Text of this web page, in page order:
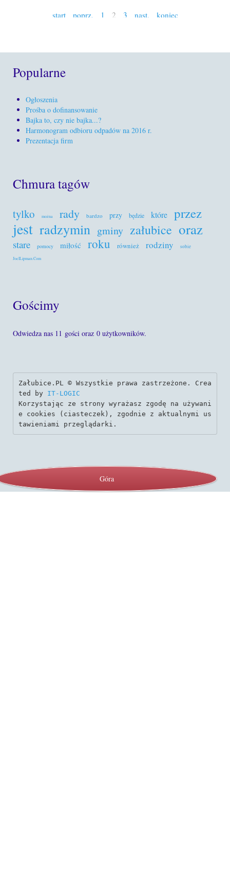
start poprz. 1 2 3 nast. koniec
Popularne
Ogłoszenia
Prośba o dofinansowanie
Bajka to, czy nie bajka...?
Harmonogram odbioru odpadów na 2016 r.
Prezentacja firm
Chmura tagów
tylko można rady bardzo przy będzie które przez
jest radzymin gminy załubice oraz
stare pomocy miłość roku również rodziny sobie
JoelLipman.Com
Gościmy
Odwiedza nas 11 gości oraz 0 użytkowników.
Załubice.PL © Wszystkie prawa zastrzeżone. Crea
ted by IT-LOGIC
Korzystając ze strony wyrażasz zgodę na używani
e cookies (ciasteczek), zgodnie z aktualnymi us
tawieniami przeglądarki.
Góra